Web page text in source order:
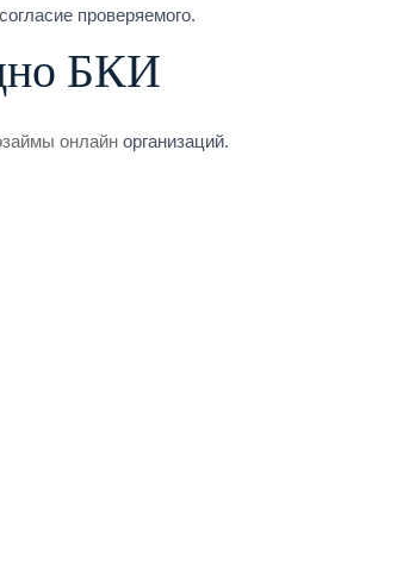
проверяемого.
БКИ
онлайн организаций.